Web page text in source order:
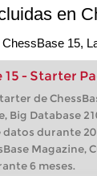
en
15,
15 - Starter
de
Big Database
datos durante
Magazine,
6 meses.